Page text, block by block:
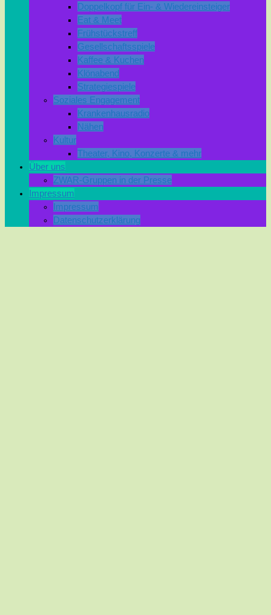
Doppelkopf für Ein- & Wiedereinsteiger
Eat & Meet
Frühstückstreff
Gesellschaftsspiele
Kaffee & Kuchen
Klönabend
Strategiespiele
Soziales Engagement
Krankenhausradio
Nähen
Kultur
Theater, Kino, Konzerte & mehr
Über uns
ZWAR-Gruppen in der Presse
Impressum
Impressum
Datenschutzerklärung